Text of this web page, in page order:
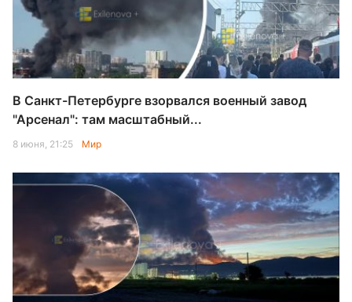
В Санкт-Петербурге взорвался военный завод
"Арсенал": там масштабный...
8 июня, 21:25 Мир